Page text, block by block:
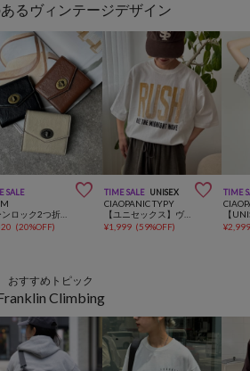
るヴィンテージデザイン
SALE 
(20%OFF)
TIME SALE UNISEX 
CIAOPANIC TYPY
【ユニセックス】ヴィンテージフェードプリントツアーTee
¥1,999 (59%OFF)
TIME
¥
おすすめトピック
Climbing